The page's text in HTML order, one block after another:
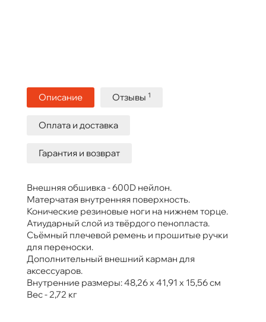
Описание Отзывы 1
Оплата и доставка
Гарантия и возврат
Внешняя обшивка - 600D нейлон.
Матерчатая внутренняя поверхность.
Конические резиновые ноги на нижнем торце.
Атиударный слой из твёрдого пенопласта.
Съёмный плечевой ремень и прошитые ручки
для переноски.
Дополнительный внешний карман для
аксессуаров.
Внутренние размеры: 48,26 х 41,91 х 15,56 см
Вес - 2,72 кг